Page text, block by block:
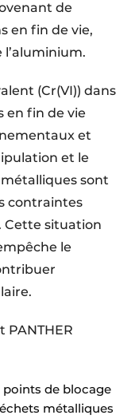
de
en fin de vie,
(Cr(VI)) dans
en fin de vie
et
et le
sont
contraintes
Cette situation
le
PANTHER
de blocage
métalliques